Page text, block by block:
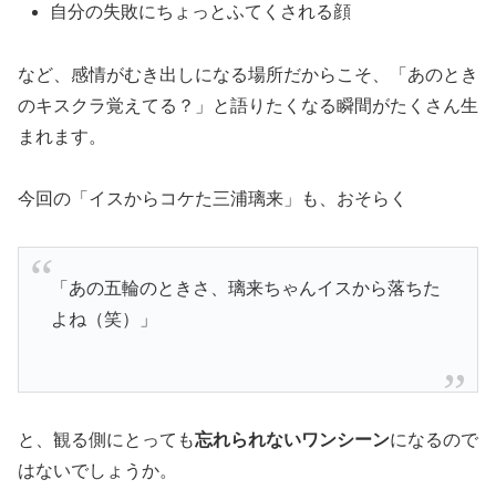
自分の失敗にちょっとふてくされる顔
など、感情がむき出しになる場所だからこそ、「あのとき
のキスクラ覚えてる？」と語りたくなる瞬間がたくさん生
まれます。
今回の「イスからコケた三浦璃来」も、おそらく
「あの五輪のときさ、璃来ちゃんイスから落ちた
よね（笑）」
と、観る側にとっても忘れられないワンシーンになるので
はないでしょうか。